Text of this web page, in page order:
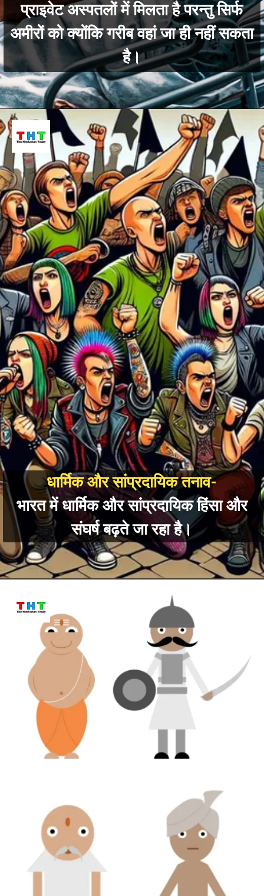
प्राइवेट अस्पतलों में मिलता है परन्तु सिर्फ
अमीरों को क्योंकि गरीब वहां जा ही नहीं सकता
है।
धार्मिक और सांप्रदायिक तनाव-
भारत में धार्मिक और सांप्रदायिक हिंसा और
संघर्ष बढ़ते जा रहा है।